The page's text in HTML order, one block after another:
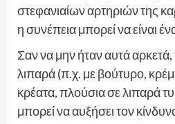
στεφανιαίων αρτηριών της
η συνέπεια μπορεί να είναι
Σαν να μην ήταν αυτά
λιπαρά (π.χ. με βούτυρο,
κρέατα, πλούσια σε λιπαρά
μπορεί να αυξήσει τον